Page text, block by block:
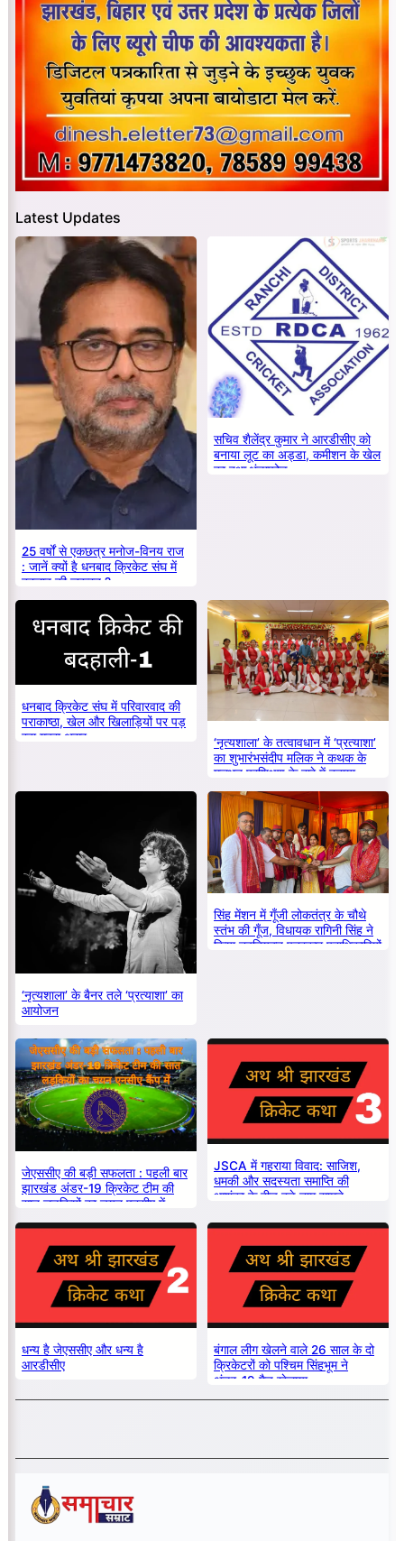
Latest Updates
25 वर्षों से एकछत्र मनोज-विनय राज
: जानें क्यों है धनबाद क्रिकेट संघ में
बदलाव की जरूरत ?
सचिव शैलेंद्र कुमार ने आरडीसीए को
बनाया लूट का अड्डा, कमीशन के खेल
का हुआ भंडाफोड़
धनबाद क्रिकेट संघ में परिवारवाद की
पराकाष्ठा, खेल और खिलाड़ियों पर पड़
रहा गहरा असर
‘नृत्यशाला’ के तत्वावधान में ‘प्रत्याशा’
का शुभारंभसंदीप मलिक ने कथक के
मूलभूत प्रशिक्षण के बारे में बताया
‘नृत्यशाला’ के बैनर तले ‘प्रत्याशा’ का
आयोजन
सिंह मेंशन में गूँजी लोकतंत्र के चौथे
स्तंभ की गूँज, विधायक रागिनी सिंह ने
किया नवनियुक्त पत्रकार पदाधिकारियों
जेएससीए की बड़ी सफलता : पहली बार
झारखंड अंडर-19 क्रिकेट टीम की
सात लड़कियों का चयन एनसीए में
JSCA में गहराया विवाद: साजिश,
धमकी और सदस्यता समाप्ति की
आशंका के बीच बड़े नाम सामने
धन्य है जेएससीए और धन्य है
आरडीसीए
बंगाल लीग खेलने वाले 26 साल के दो
क्रिकेटरों को पश्चिम सिंहभूम ने
अंडर-19 मैच खेलाया